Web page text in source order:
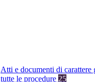
Atti e documenti di carattere
tutte le procedure 25